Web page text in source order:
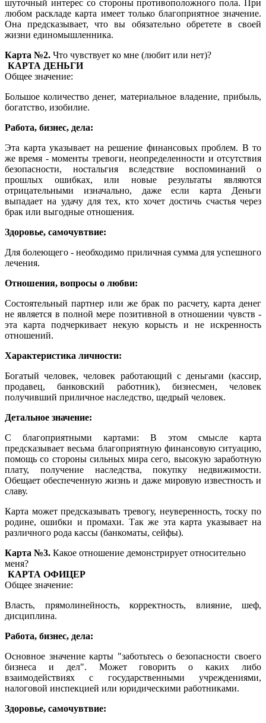
шуточный интерес со стороны противоположного пола. При
любом раскладе карта имеет только благоприятное значение.
Она предсказывает, что вы обязательно обретете в своей
жизни единомышленника.
Карта №2. Что чувствует ко мне (любит или нет)?
КАРТА ДЕНЬГИ
Общее значение:
Большое количество денег, материальное владение, прибыль,
богатство, изобилие.
Работа, бизнес, дела:
Эта карта указывает на решение финансовых проблем. В то
же время - моменты тревоги, неопределенности и отсутствия
безопасности, ностальгия вследствие воспоминаний о
прошлых ошибках, или новые результаты являются
отрицательными изначально, даже если карта Деньги
выпадает на удачу для тех, кто хочет достичь счастья через
брак или выгодные отношения.
Здоровье, самочувтвие:
Для болеющего - необходимо приличная сумма для успешного
лечения.
Отношения, вопросы о любви:
Состоятельный партнер или же брак по расчету, карта денег
не является в полной мере позитивной в отношении чувств -
эта карта подчеркивает некую корысть и не искренность
отношений.
Характеристика личности:
Богатый человек, человек работающий с деньгами (кассир,
продавец, банковский работник), бизнесмен, человек
получивший приличное наследство, щедрый человек.
Детальное значение:
С благоприятными картами: В этом смысле карта
предсказывает весьма благоприятную финансовую ситуацию,
помощь со стороны сильных мира сего, высокую заработную
плату, получение наследства, покупку недвижимости.
Обещает обеспеченную жизнь и даже мировую известность и
славу.
Карта может предсказывать тревогу, неуверенность, тоску по
родине, ошибки и промахи. Так же эта карта указывает на
различного рода кассы (банкоматы, сейфы).
Карта №3. Какое отношение демонстрирует относительно
меня?
КАРТА ОФИЦЕР
Общее значение:
Власть, прямолинейность, корректность, влияние, шеф,
дисциплина.
Работа, бизнес, дела:
Основное значение карты "заботьтесь о безопасности своего
бизнеса и дел". Может говорить о каких либо
взаимодействиях с государственными учреждениями,
налоговой инспекцией или юридическими работниками.
Здоровье, самочувтвие: